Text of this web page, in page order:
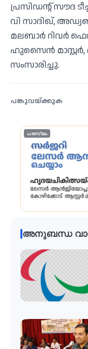
പ്രസിഡന്റ് സൗദ
വി സാദിഖ്,
മലബാർ റിവർ
ഹുസൈൻ മാസ്റ്റർ,
സംസാരിച്ചു.
പങ്കുവയ്ക്കുക
പരസ്യം
അനുബന്ധ